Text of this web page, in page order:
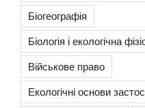
Біогеографія
Біологія і екологічна
Військове право
Екологічні основи